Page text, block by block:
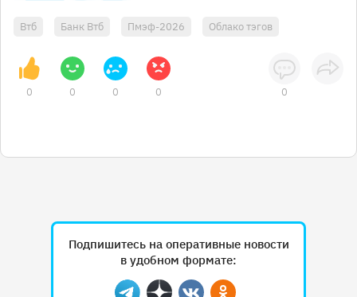
Втб Банк Втб Пмэф-2026 Облако тэгов
0 0 0 0 0
Подпишитесь на оперативные новости
в удобном формате: